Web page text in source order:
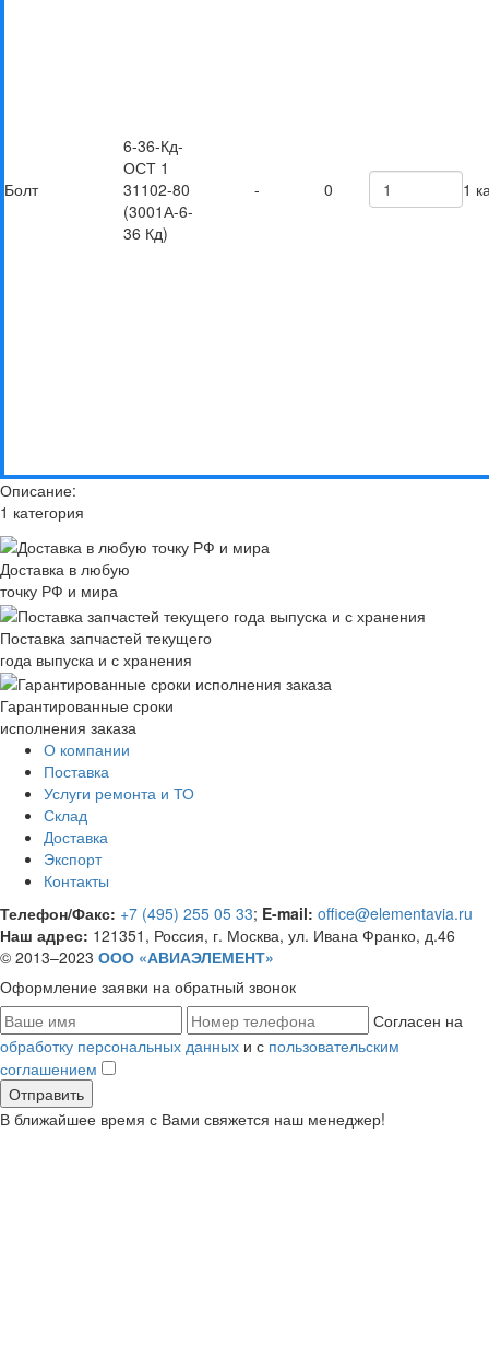
Болт
6-36-Кд-
ОСТ 1
31102-80
(3001А-6-
36 Кд)
- 0 1
Описание:
1 категория
Доставка в любую
точку РФ и мира
Поставка запчастей текущего
года выпуска и с хранения
Гарантированные сроки
исполнения заказа
О компании
Поставка
Услуги ремонта и ТО
Склад
Доставка
Экспорт
Контакты
Телефон/Факс: +7 (495) 255 05 33; E-mail: office@elementavia.ru
Наш адрес: 121351, Россия, г. Москва, ул. Ивана Франко, д.46
© 2013–2023 ООО «АВИАЭЛЕМЕНТ»
Оформление заявки на обратный звонок
Согласен на
обработку персональных данных и с пользовательским
соглашением
В ближайшее время с Вами свяжется наш менеджер!